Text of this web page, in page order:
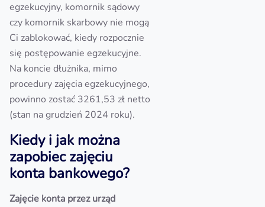
egzekucyjny, komornik sądowy
czy komornik skarbowy nie mogą
Ci zablokować, kiedy rozpocznie
się postępowanie egzekucyjne.
Na koncie dłużnika, mimo
procedury zajęcia egzekucyjnego,
powinno zostać 3261,53 zł netto
(stan na grudzień 2024 roku).
Kiedy i jak można
zapobiec zajęciu
konta bankowego?
Zajęcie konta przez urząd